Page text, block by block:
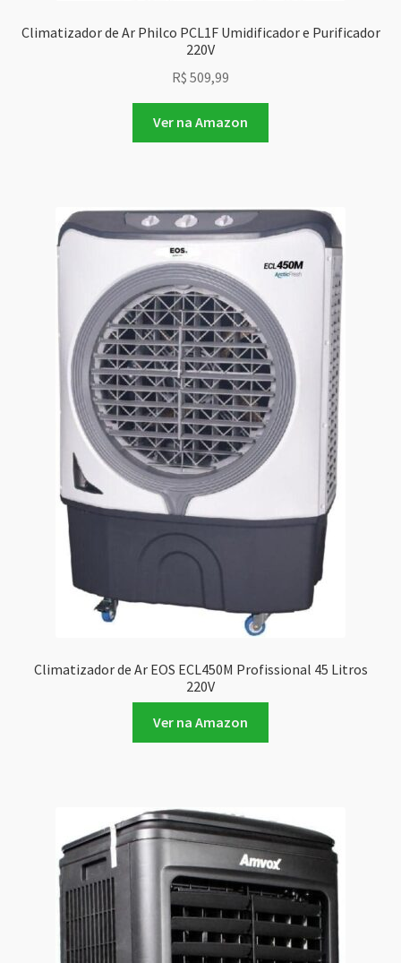
Climatizador de Ar Philco PCL1F Umidificador e Purificador
220V
R$ 509,99
Ver na Amazon
Climatizador de Ar EOS ECL450M Profissional 45 Litros
220V
Ver na Amazon